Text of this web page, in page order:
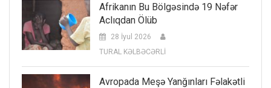
Afrikanın Bu Bölgəsində 19 Nəfər
Aclıqdan Ölüb
28 İyul 2026
TURAL KƏLBƏCƏRLİ
Avropada Meşə Yanğınları Fəlakətli